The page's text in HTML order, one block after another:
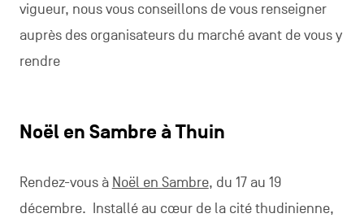
vigueur, nous vous conseillons de vous renseigner
auprès des organisateurs du marché avant de vous y
rendre
Noël en Sambre à Thuin
Rendez-vous à Noël en Sambre, du 17 au 19
décembre. Installé au cœur de la cité thudinienne,